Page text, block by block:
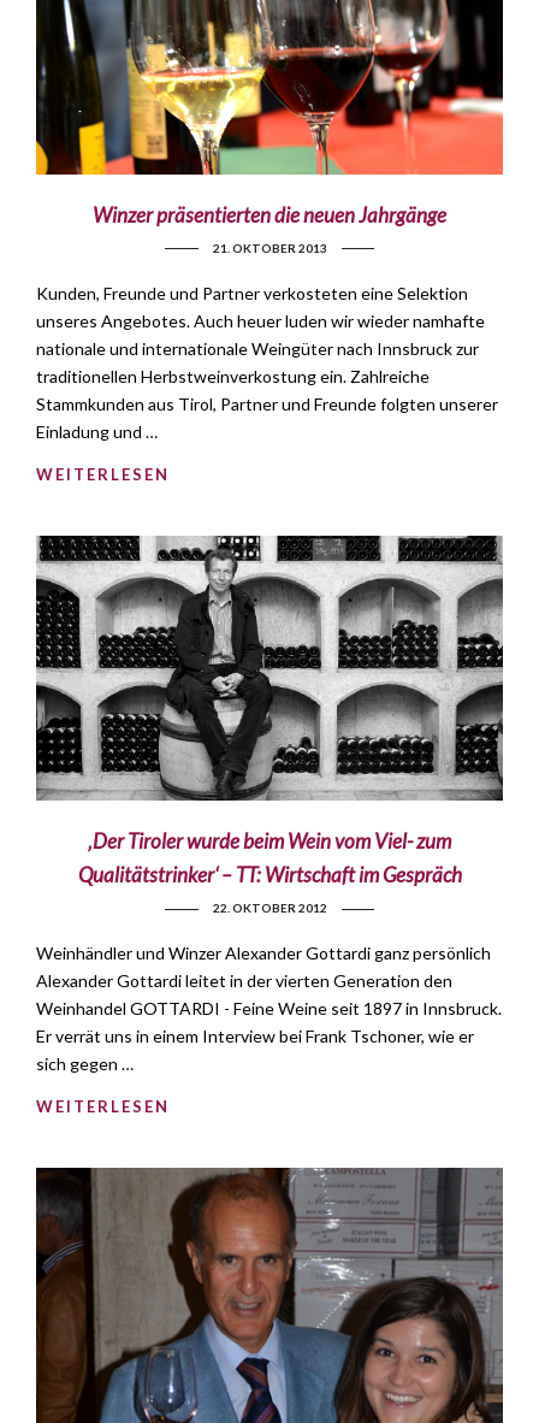
Winzer präsentierten die neuen Jahrgänge
21. OKTOBER 2013
Kunden, Freunde und Partner verkosteten eine Selektion
unseres Angebotes. Auch heuer luden wir wieder namhafte
nationale und internationale Weingüter nach Innsbruck zur
traditionellen Herbstweinverkostung ein. Zahlreiche
Stammkunden aus Tirol, Partner und Freunde folgten unserer
Einladung und …
WEITERLESEN
‚Der Tiroler wurde beim Wein vom Viel- zum
Qualitätstrinker‘ – TT: Wirtschaft im Gespräch
22. OKTOBER 2012
Weinhändler und Winzer Alexander Gottardi ganz persönlich
Alexander Gottardi leitet in der vierten Generation den
Weinhandel GOTTARDI - Feine Weine seit 1897 in Innsbruck.
Er verrät uns in einem Interview bei Frank Tschoner, wie er
sich gegen …
WEITERLESEN